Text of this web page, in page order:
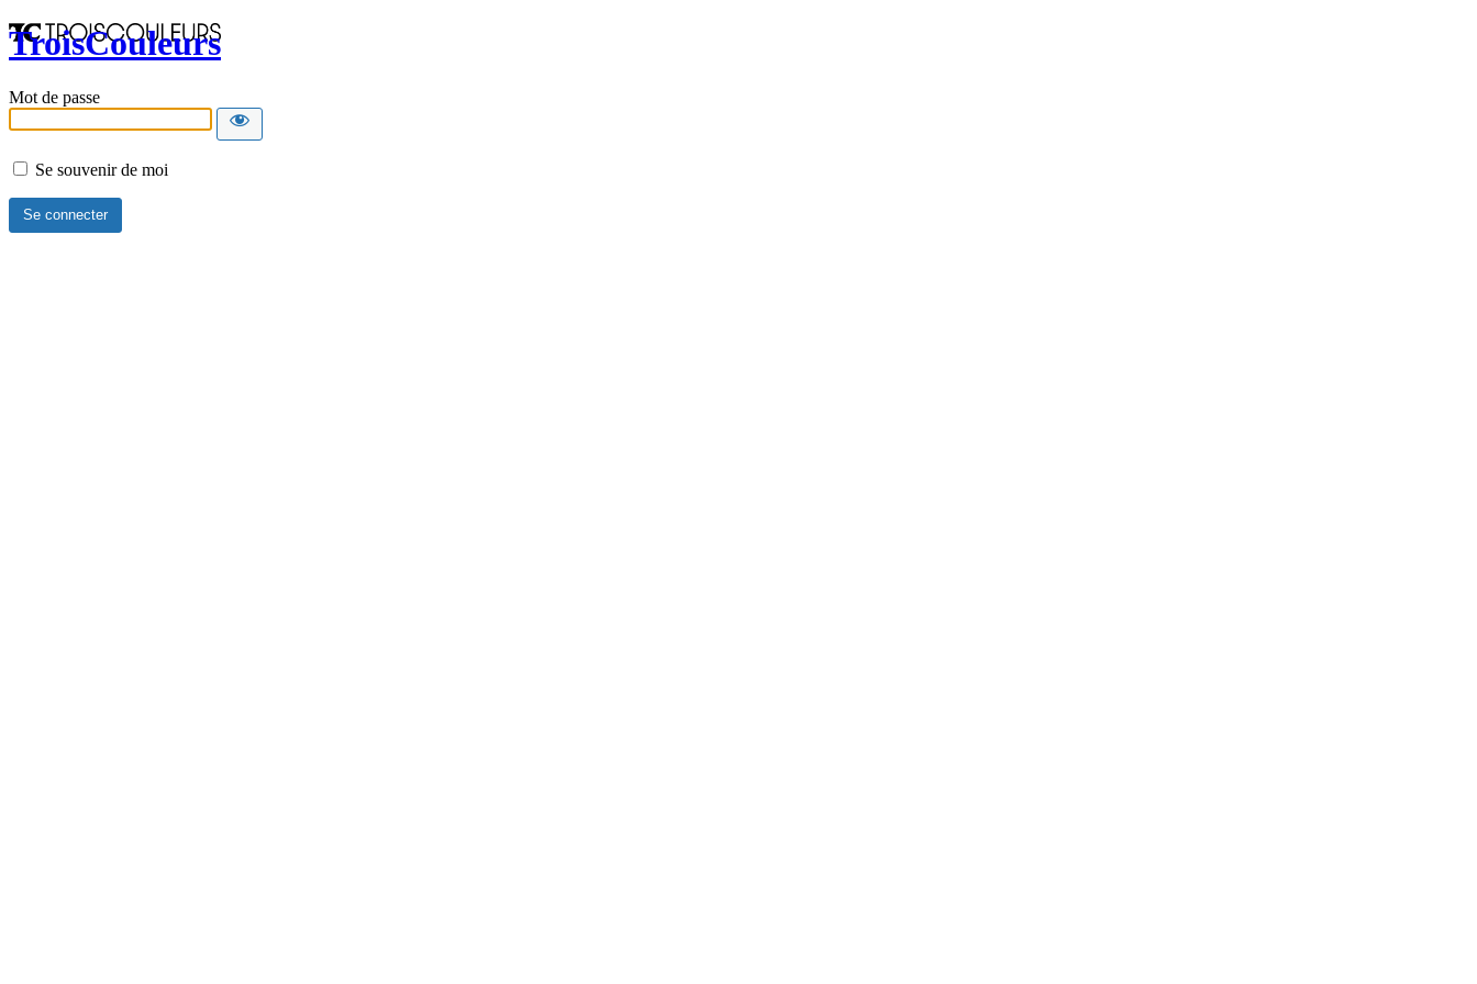
TroisCouleurs
Mot de passe
Se souvenir de moi